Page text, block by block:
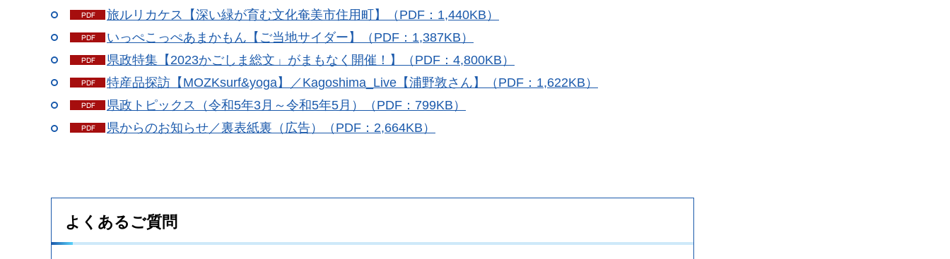
旅ルリカケス【深い緑が育む文化奄美市住用町】（PDF：1,440KB）
いっぺこっぺあまかもん【ご当地サイダー】（PDF：1,387KB）
県政特集【2023かごしま総文」がまもなく開催！】（PDF：4,800KB）
特産品探訪【MOZKsurf&yoga】／Kagoshima_Live【浦野敦さん】（PDF：1,622KB）
県政トピックス（令和5年3月～令和5年5月）（PDF：799KB）
県からのお知らせ／裏表紙裏（広告）（PDF：2,664KB）
よくあるご質問